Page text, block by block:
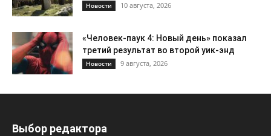
Новости 10 августа, 2026
«Человек-паук 4: Новый день» показал
третий результат во второй уик-энд
Новости 9 августа, 2026
Выбор редактора